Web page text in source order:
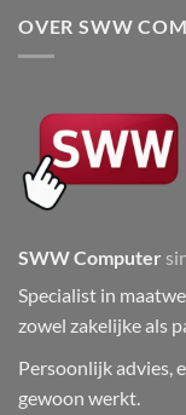
OVER SWW
SWW Computer
Specialist in
zowel zakelijke als
Persoonlijk advies,
gewoon werkt.